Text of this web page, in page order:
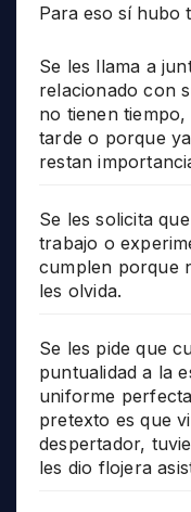
Para eso sí hubo
Se les llama a
relacionado con
no tienen
tarde o porque
restan
Se les solicita
trabajo o
cumplen porque
les olvida.
Se les pide que
puntualidad a la
uniforme
pretexto es que
despertador,
les dio flojera